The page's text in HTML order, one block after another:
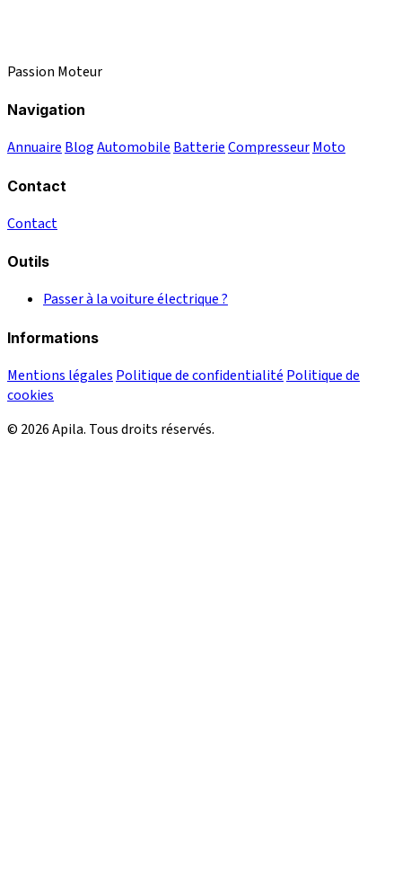
Passion Moteur
Navigation
Annuaire BlogAutomobile BatterieCompresseurMoto
Contact
Contact
Outils
Passer à la voiture électrique ?
Informations
Mentions légales Politique de confidentialité Politique de
cookies
© 2026 Apila. Tous droits réservés.